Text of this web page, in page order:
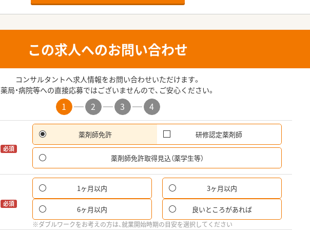
この求人へのお問い合わせ
コンサルタントへ求人情報をお問い合わせいただけます。
薬局・病院等への直接応募ではございませんので、ご安心ください。
1 2 3 4
必須
薬剤師免許 研修認定薬剤師
薬剤師免許取得見込（薬学生等）
必須
1ヶ月以内 3ヶ月以内
6ヶ月以内 良いところがあれば
※ダブルワークをお考えの方は、就業開始時期の目安を選択してください